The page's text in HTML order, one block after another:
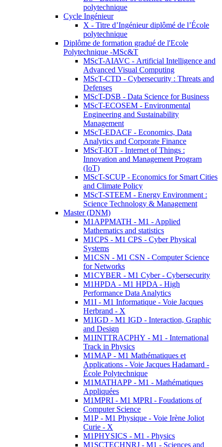
polytechnique
Cycle Ingénieur
X - Titre d’Ingénieur diplômé de l’École
polytechnique
Diplôme de formation gradué de l'Ecole
Polytechnique -MSc&T
MScT-AIAVC - Artificial Intelligence and
Advanced Visual Computing
MScT-CTD - Cybersecurity : Threats and
Defenses
MScT-DSB - Data Science for Business
MScT-ECOSEM - Environmental
Engineering and Sustainability
Management
MScT-EDACF - Economics, Data
Analytics and Corporate Finance
MScT-IOT - Internet of Things :
Innovation and Management Program
(IoT)
MScT-SCUP - Economics for Smart Cities
and Climate Policy
MScT-STEEM - Energy Environment :
Science Technology & Management
Master (DNM)
M1APPMATH - M1 - Applied
Mathematics and statistics
M1CPS - M1 CPS - Cyber Physical
Systems
M1CSN - M1 CSN - Computer Science
for Networks
M1CYBER - M1 Cyber - Cybersecurity
M1HPDA - M1 HPDA - High
Performance Data Analytics
M1I - M1 Informatique - Voie Jacques
Herbrand - X
M1IGD - M1 IGD - Interaction, Graphic
and Design
M1INTTRACPHY - M1 - International
Track in Physics
M1MAP - M1 Mathématiques et
Applications - Voie Jacques Hadamard -
École Polytechnique
M1MATHAPP - M1 - Mathématiques
Appliquées
M1MPRI - M1 MPRI - Foudations of
Computer Science
M1P - M1 Physique - Voie Irène Joliot
Curie - X
M1PHYSICS - M1 - Physics
M1SCTECHNRJ - M1 - Sciences and